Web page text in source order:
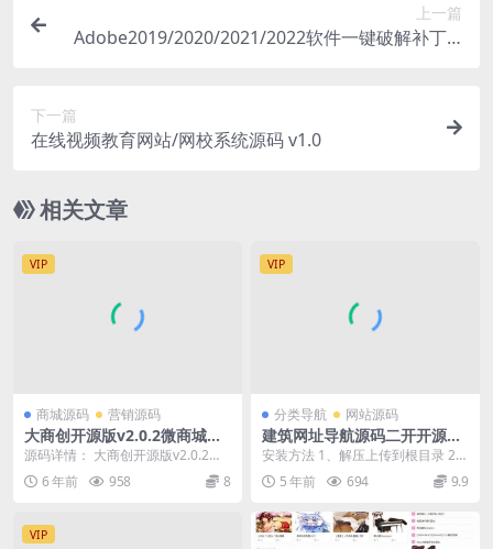
上一篇
Adobe2019/2020/2021/2022软件一键破解补丁 A
下一篇
在线视频教育网站/网校系统源码 v1.0
相关文章
VIP
商城源码 营销源码
大商创开源版v2.0.2微商城微
分销,企业级商城系统
源码详情： 大商创开源版v2.0.2商
城源码微商城微分销 目前来说非常
完整功能强...
6 年前 958 8
VIP
分类导航 网站源码
建筑网址导航源码二开开源版
没域名限制源码带8套样式商
安装方法 1、解压上传到根目录 2、
运行环境IIS Apache Nginx+P...
5 年前 694 9.9
VIP